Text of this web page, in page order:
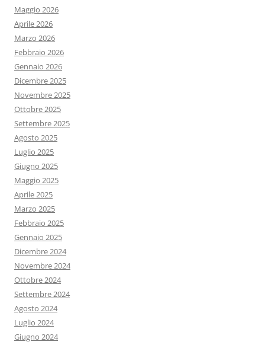
Maggio 2026
Aprile 2026
Marzo 2026
Febbraio 2026
Gennaio 2026
Dicembre 2025
Novembre 2025
Ottobre 2025
Settembre 2025
Agosto 2025
Luglio 2025
Giugno 2025
Maggio 2025
Aprile 2025
Marzo 2025
Febbraio 2025
Gennaio 2025
Dicembre 2024
Novembre 2024
Ottobre 2024
Settembre 2024
Agosto 2024
Luglio 2024
Giugno 2024